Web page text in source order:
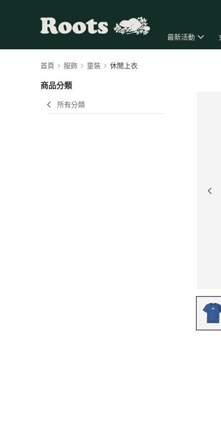
最新活動
首頁 服飾 童裝 休閒上衣
商品分類
所有分類